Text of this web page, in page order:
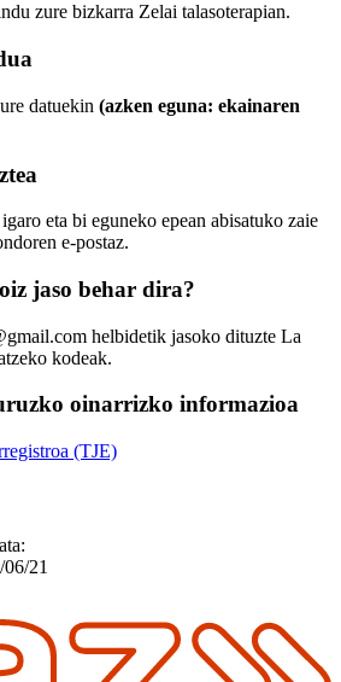
zure bizkarra Zelai talasoterapian.
datuekin (azken eguna: ekainaren
eta bi eguneko epean abisatuko zaie
e-postaz.
jaso behar dira?
helbidetik jasoko dituzte La
kodeak.
oinarrizko informazioa
(TJE)
21